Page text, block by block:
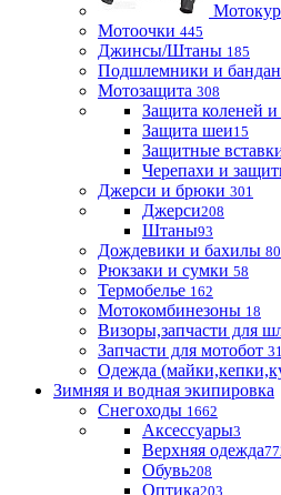
Мотоочки 445
Джинсы/Штаны 185
Подшлемники и
Мотозащита 308
Защита коленей и
Защита шеи15
Защитные
Черепахи и
Джерси и брюки 301
Джерси208
Штаны93
Дождевики и бахилы 80
Рюкзаки и сумки 58
Термобелье 162
Мотокомбинезоны 18
Визоры,запчасти для
Запчасти для мотобот 31
Одежда
Зимняя и водная экипировка
Снегоходы 1662
Аксессуары3
Верхняя одежда
Обувь208
Оптика203